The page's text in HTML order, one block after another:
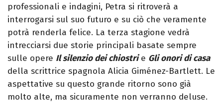
professionali e indagini, Petra si ritroverà a
interrogarsi sul suo futuro e su ciò che veramente
potrà renderla felice. La terza stagione vedrà
intrecciarsi due storie principali basate sempre
sulle opere Il silenzio dei chiostrie Gli onori di casa
della scrittrice spagnola Alicia Giménez-Bartlett. Le
aspettative su questo grande ritorno sono già
molto alte, ma sicuramente non verranno deluse.